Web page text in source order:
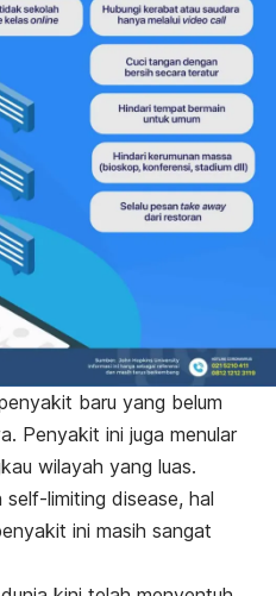
baru yang belum
Penyakit ini juga menular
wilayah yang luas.
self-limiting disease, hal
ini masih sangat